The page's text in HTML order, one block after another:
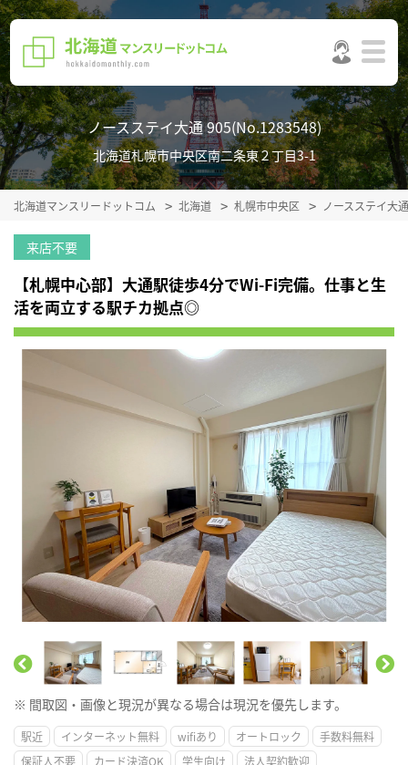
ノースステイ大通 905(No.1283548)
北海道札幌市中央区南二条東２丁目3-1
北海道マンスリードットコム 北海道 札幌市中央区 ノースステイ大
来店不要
【札幌中心部】大通駅徒歩4分でWi-Fi完備。仕事と生
活を両立する駅チカ拠点◎
※ 間取図・画像と現況が異なる場合は現況を優先します。
駅近 インターネット無料 wifiあり オートロック
手数料無料
保証人不要
カード決済OK 学生向け
法人契約歓迎